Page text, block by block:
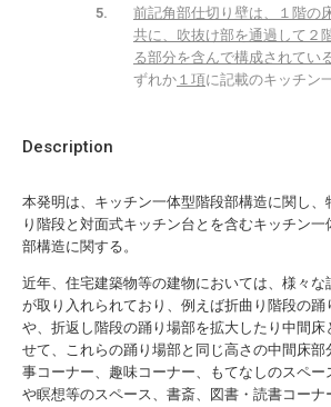
Description
本発明は、キッチン一体型階段部構造に関し、
り階段と対面式キッチン台とを含むキッチン一
部構造に関する。
近年、住宅建築物等の建物においては、様々な
が取り入れられており、例えば折曲り階段の踊
や、折返し階段の踊り場部を拡大したり中間床
せて、これらの踊り場部と同じ高さの中間床部
事コーナー、趣味コーナー、もてなしのスペー
や瞑想等のスペース、書斎、図書・読書コーナ
前記角部仕切り壁は、１階の
共に、吹抜け部を通過して２
る部分を含んで構成されてい
ずれか １項に記載のキッチン